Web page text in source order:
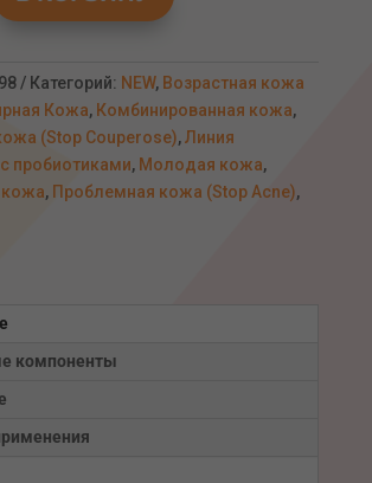
Категорий: NEW, Возрастная кожа
Кожа, Комбинированная кожа,
(Stop Couperose),Линия
пробиотиками, Молодая кожа,
, Проблемная кожа (Stop Acne),
компоненты